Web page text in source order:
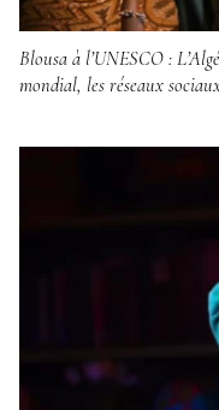
Blousa à l’UNESCO :
mondial, les réseaux